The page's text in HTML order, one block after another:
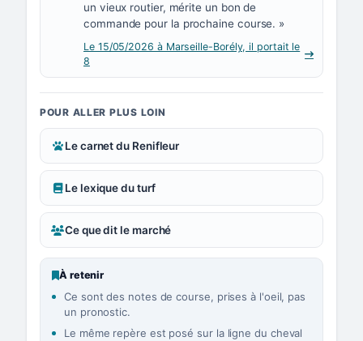
un vieux routier, mérite un bon de
commande pour la prochaine course. »
Le 15/05/2026 à Marseille-Borély, il portait le
8
POUR ALLER PLUS LOIN
Le carnet du Renifleur
Le lexique du turf
Ce que dit le marché
À retenir
Ce sont des notes de course, prises à l'oeil, pas
un pronostic.
Le même repère est posé sur la ligne du cheval